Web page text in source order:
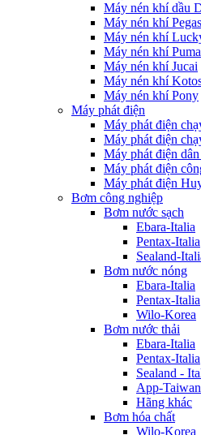
Máy nén khí dầu
Máy nén khí
Máy nén khí
Máy nén khí Puma
Máy nén khí Jucai
Máy nén khí
Máy nén khí Pony
Máy phát điện
Máy phát điện
Máy phát điện
Máy phát điện
Máy phát điện
Máy phát điện
Bơm công nghiệp
Bơm nước sạch
Ebara-Italia
Pentax-Italia
Sealand-
Bơm nước nóng
Ebara-Italia
Pentax-Italia
Wilo-Korea
Bơm nước thải
Ebara-Italia
Pentax-Italia
Sealand -
App-Taiwan
Hãng khác
Bơm hóa chất
Wilo-Korea